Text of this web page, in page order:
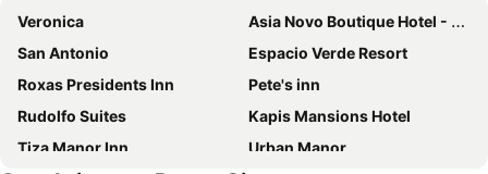
Veronica
Asia Novo Boutique Hotel - Roxas
San Antonio
Espacio Verde Resort
Roxas Presidents Inn
Pete's inn
Rudolfo Suites
Kapis Mansions Hotel
Tiza Manor Inn
Urban Manor